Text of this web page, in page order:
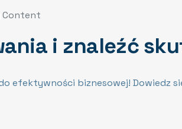
Content
i znaleźć
biznesowej! Dowiedz